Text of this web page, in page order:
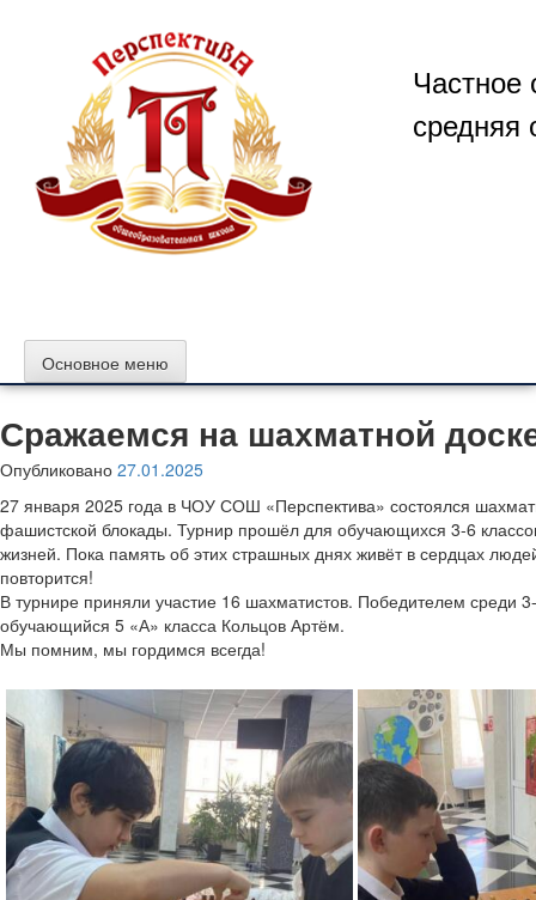
содержимому
Частное
средняя
Основное меню
Сражаемся на шахматной
Опубликовано 27.01.2025
27 января 2025 года в ЧОУ СОШ «Перспектива» состоялся
фашистской блокады. Турнир прошёл для обучающихся 3-6
жизней. Пока память об этих страшных днях живёт в сердцах
повторится!
В турнире приняли участие 16 шахматистов. Победителем
обучающийся 5 «А» класса Кольцов Артём.
Мы помним, мы гордимся всегда!